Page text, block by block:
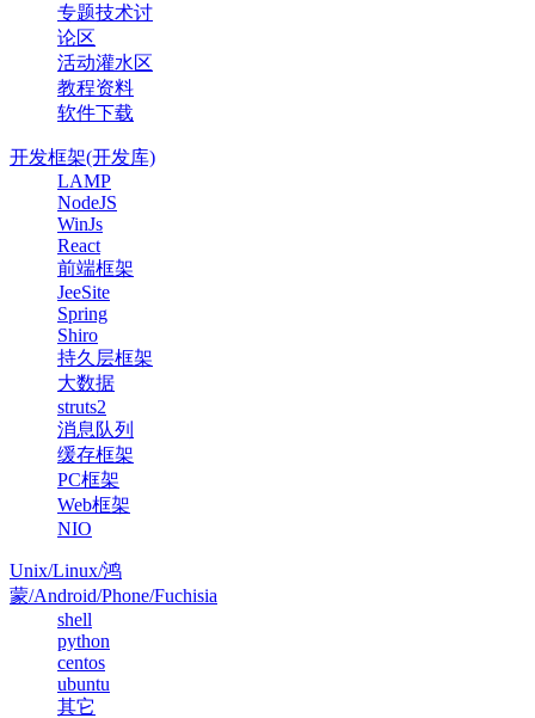
专题技术讨
论区
活动灌水区
教程资料
软件下载
开发框架(开发库)
LAMP
NodeJS
WinJs
React
前端框架
JeeSite
Spring
Shiro
持久层框架
大数据
struts2
消息队列
缓存框架
PC框架
Web框架
NIO
Unix/Linux/鸿
蒙/Android/Phone/Fuchisia
shell
python
centos
ubuntu
其它